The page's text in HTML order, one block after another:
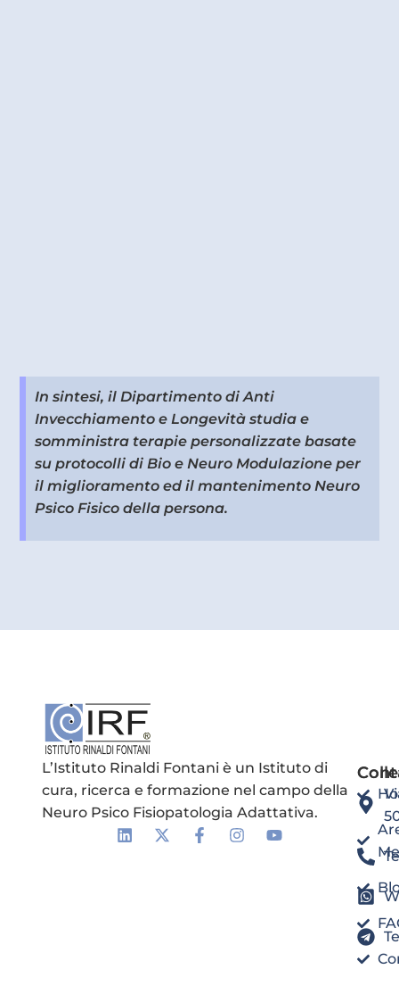
In sintesi, il Dipartimento di Anti
Invecchiamento e Longevità studia e
somministra terapie personalizzate basate
su protocolli di Bio e Neuro Modulazione per
il miglioramento ed il mantenimento Neuro
Psico Fisico della persona.
L’Istituto Rinaldi Fontani è un Istituto di
cura, ricerca e formazione nel campo della
Neuro Psico Fisiopatologia Adattativa.